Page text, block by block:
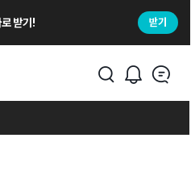
받기! 받기